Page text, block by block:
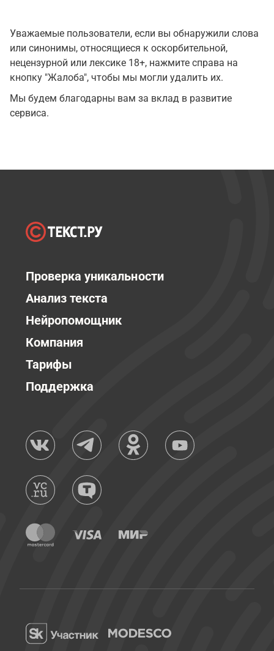
Уважаемые пользователи, если вы обнаружили слова
или синонимы, относящиеся к оскорбительной,
нецензурной или лексике 18+, нажмите справа на
кнопку "Жалоба", чтобы мы могли удалить их.
Мы будем благодарны вам за вклад в развитие
сервиса.
Проверка уникальности
Анализ текста
Нейропомощник
Компания
Тарифы
Поддержка